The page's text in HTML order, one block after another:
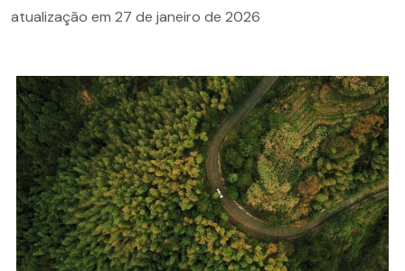
atualização em 27 de janeiro de 2026